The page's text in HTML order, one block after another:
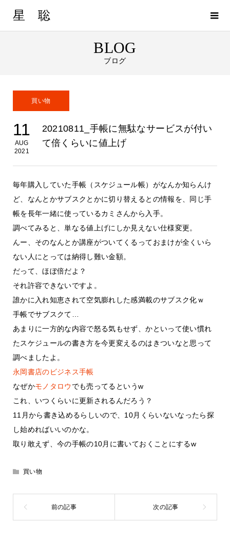
星 聡
BLOG
ブログ
買い物
11
AUG
2021
20210811_手帳に無駄なサービスが付い
て倍くらいに値上げ
毎年購入していた手帳（スケジュール帳）がなんか知らんけ
ど、なんとかサブスクとかに切り替えるとの情報を、同じ手
帳を長年一緒に使っているカミさんから入手。
調べてみると、単なる値上げにしか見えない仕様変更。
んー、そのなんとか講座がついてくるっておまけが全くいら
ない人にとっては納得し難い金額。
だって、ほぼ倍だよ？
それ許容できないですよ。
誰かに入れ知恵されて空気膨れした感満載のサブスク化ｗ
手帳でサブスクて…
あまりに一方的な内容で怒る気もせず、かといって使い慣れ
たスケジュールの書き方を今更変えるのはきついなと思って
調べましたよ。
永岡書店のビジネス手帳
なぜかモノタロウ でも売ってるというw
これ、いつくらいに更新されるんだろう？
11月から書き込めるらしいので、10月くらいないなったら探
し始めればいいのかな。
取り敢えず、今の手帳の10月に書いておくことにするw
買い物